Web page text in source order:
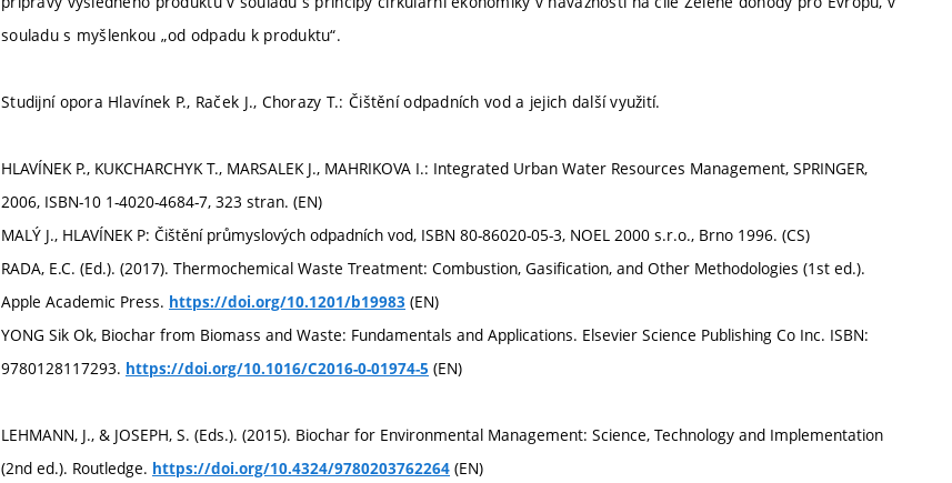
souladu s myšlenkou „od odpadu k produktu“.
Studijní opora Hlavínek P., Raček J., Chorazy T.: Čištění odpadních vod a jejich další využití.
HLAVÍNEK P., KUKCHARCHYK T., MARSALEK J., MAHRIKOVA I.: Integrated Urban Water Resources Management, SPRINGER,
2006, ISBN-10 1-4020-4684-7, 323 stran. (EN)
MALÝ J., HLAVÍNEK P: Čištění průmyslových odpadních vod, ISBN 80-86020-05-3, NOEL 2000 s.r.o., Brno 1996. (CS)
RADA, E.C. (Ed.). (2017). Thermochemical Waste Treatment: Combustion, Gasification, and Other Methodologies (1st ed.).
Apple Academic Press. https://doi.org/10.1201/b19983 (EN)
YONG Sik Ok, Biochar from Biomass and Waste: Fundamentals and Applications. Elsevier Science Publishing Co Inc. ISBN:
9780128117293. https://doi.org/10.1016/C2016-0-01974-5 (EN)
LEHMANN, J., & JOSEPH, S. (Eds.). (2015). Biochar for Environmental Management: Science, Technology and Implementation
(2nd ed.). Routledge. https://doi.org/10.4324/9780203762264 (EN)